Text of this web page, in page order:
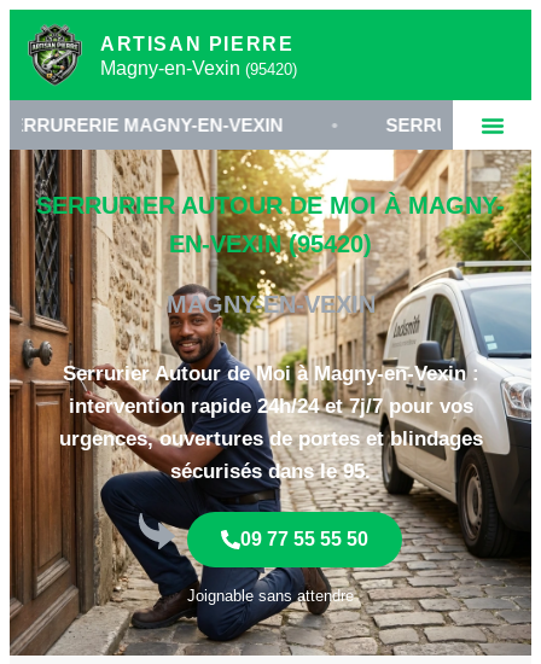
ARTISAN PIERRE
Magny-en-Vexin (95420)
MAGNY-EN-VEXIN • SERRURIER VAL-D'OISE 95
SERRURIER AUTOUR DE MOI À MAGNY-
EN-VEXIN (95420)
MAGNY-EN-VEXIN
Serrurier Autour de Moi à Magny-en-Vexin :
intervention rapide 24h/24 et 7j/7 pour vos
urgences, ouvertures de portes et blindages
sécurisés dans le 95.
09 77 55 55 50
Joignable sans attendre